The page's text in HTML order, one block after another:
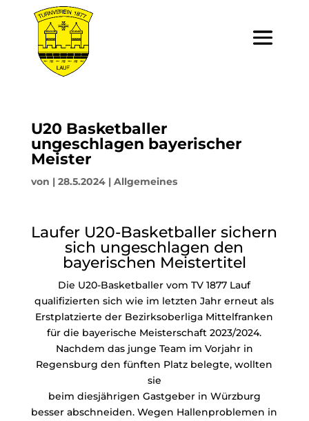
U20 Basketballer
ungeschlagen bayerischer
Meister
von | 28.5.2024| Allgemeines
Laufer U20-Basketballer sichern
sich ungeschlagen den
bayerischen Meistertitel
Die U20-Basketballer vom TV 1877 Lauf
qualifizierten sich wie im letzten Jahr erneut als
Erstplatzierte der Bezirksoberliga Mittelfranken
für die bayerische Meisterschaft 2023/2024.
Nachdem das junge Team im Vorjahr in
Regensburg den fünften Platz belegte, wollten
sie
beim diesjährigen Gastgeber in Würzburg
besser abschneiden. Wegen Hallenproblemen in